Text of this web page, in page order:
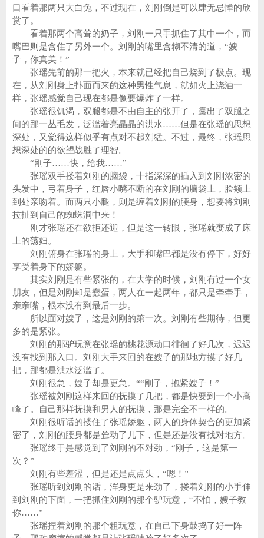
口看着那两只大白兔，不过现在，刘刚倒是可以肆无忌惮的欣
赏了。
看着那两个高耸的奶子，刘刚一只手抓住了其中一个，而
嘴巴则是含住了另外一个。刘刚的嘴里含糊不清的道，“嫂
子，你真美！”
张瑶先前的那一把火，本来就已经把自己烧到了极点。现
在，从刘刚身上扑面而来的这种男性气息，就如火上浇油一
样，张瑶感觉自己现在都是像要爆炸了一样。
张瑶很饥渴，双腿都是不由自主的张开了，露出了双腿之
间的那一丛毛发，泛滥着亮晶晶的洪水……但是在张瑶的思想
深处，又觉得这样似乎有点对不起刘猛。不过，最终，张瑶思
想深处的的欲望战胜了理智。
“刚子……快，给我……”
张瑶双手搂着刘刚的脑袋，十指深深的插入到刘刚浓密的
头发中，弓着身子，红唇小嘴不断的在刘刚的脑袋上，脸颊上
到处亲吻着。而两只小腿，则是缠着刘刚的腰身，想要将刘刚
拉扯到自己的蜘蛛洞中来！
刚才张瑶还在欲拒还迎，但是这一转眼，张瑶就变成了床
上的荡妇。
刘刚俯身在张瑶的身上，大手和嘴巴都是没有停下，好好
享受着身下的娇躯。
其实刘刚是有些紧张的，在大学的时候，刘刚有过一个女
朋友，但是刘刚却是蠢蛋，两人在一起两年，都只是牵牵手，
亲亲嘴，根本没有到最后一步。
所以面对嫂子，这是刘刚的第一次。刘刚有些期待，但更
多的是紧张。
刘刚的那驴玩意在张瑶的桃花源动口徘徊了好几次，迟迟
没有找到那入口。刘刚大手来回的在嫂子的那地方摸了好几
把，那都是洪水泛滥了。
刘刚很急，嫂子却是更急。““刚子，抱紧嫂子！”
张瑶被刘刚这样来回的抚摸了几把，都是快要到一个小高
峰了。自己那样抚摸和男人的抚摸，那是完全不一样的。
刘刚很听话的搂住了张瑶娇躯，两人的身体契合的更加紧
密了，刘刚的腰身都是耸动了几下，但是还是没有找对地方。
张瑶终于是感觉到了刘刚的不对劲，“刚子，这是第一
次？”
刘刚有些羞涩，但是还是点点头，“嗯！”
张瑶听到刘刚的话，浑身更是来劲了，搂着刘刚的小手伸
到刘刚的下面，一把抓住刘刚的那个驴玩意，“不怕，嫂子教
你……”
张瑶捏着刘刚的那个粗玩意，在自己下身鼓捣了好一阵